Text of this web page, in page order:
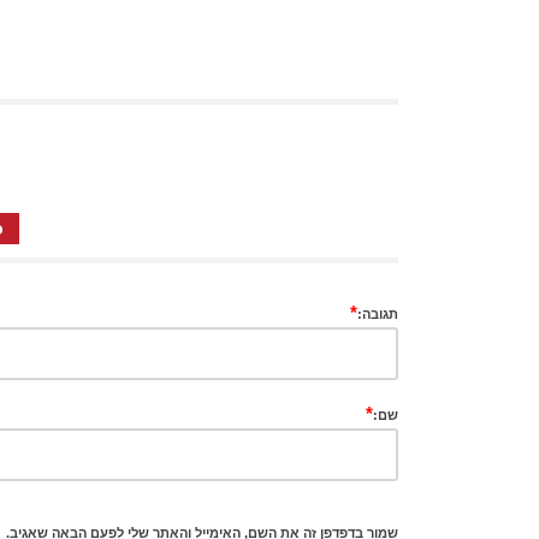
תגובה:*
שם:*
שמור בדפדפן זה את השם, האימייל והאתר שלי לפעם הבאה שאגיב.